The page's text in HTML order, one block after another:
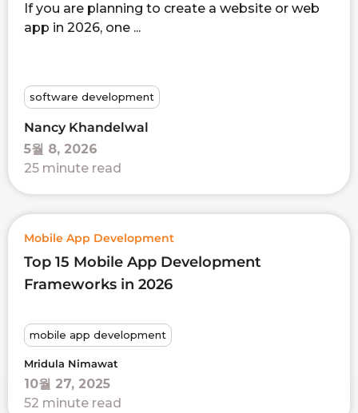
If you are planning to create a website or web
app in 2026, one ...
software development
Nancy Khandelwal
5월 8, 2026
25 minute read
Mobile App Development
Top 15 Mobile App Development
Frameworks in 2026
mobile app development
Mridula Nimawat
10월 27, 2025
52 minute read